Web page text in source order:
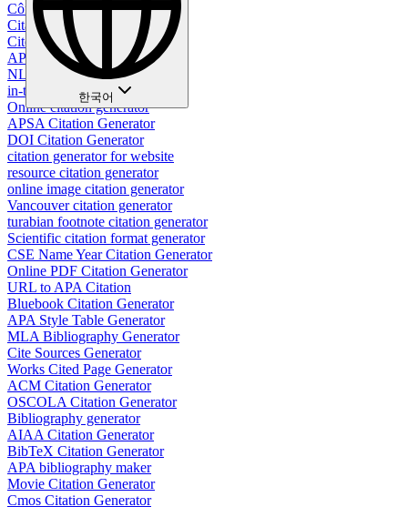
Công cụ Trích dẫn IEEE
Citation Creation
Cite Youtube Video
APA Citation YouTube Video
NLM citation generator
in-text citation generator
Online citation generator
APSA Citation Generator
DOI Citation Generator
citation generator for website
resource citation generator
online image citation generator
Vancouver citation generator
turabian footnote citation generator
Scientific citation format generator
CSE Name Year Citation Generator
Online PDF Citation Generator
URL to APA Citation
Bluebook Citation Generator
APA Style Table Generator
MLA Bibliography Generator
Cite Sources Generator
Works Cited Page Generator
ACM Citation Generator
OSCOLA Citation Generator
Bibliography generator
AIAA Citation Generator
BibTeX Citation Generator
APA bibliography maker
Movie Citation Generator
Cmos Citation Generator
한국어